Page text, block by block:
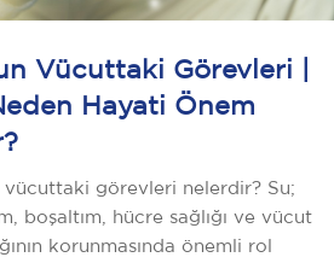
Vücuttaki Görevleri |
Hayati Önem
vücuttaki görevleri nelerdir? Su;
boşaltım, hücre sağlığı ve vücut
korunmasında önemli rol